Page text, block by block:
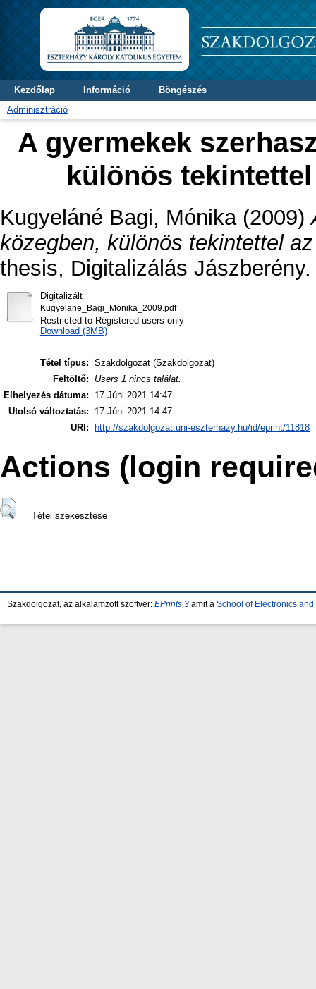
Kezdőlap Információ
Böngészés
Adminisztráció
A gyermekek
különös
Kugyeláné Bagi, Mónika(2009)
közegben, különös tekintettel
thesis, Digitalizálás Jászberény.
Digitalizált
Kugyelane_Bagi_Monika_2009.pdf
Restricted to Registered users only
Download (3MB)
Tétel típus: Szakdolgozat (Szakdolgozat)
Feltöltő:
Users 1 nincs találat.
Elhelyezés dátuma:
17 Júni 2021 14:47
Utolsó változtatás:
17 Júni 2021 14:47
URI:
http://szakdolgozat.uni-eszterhazy.hu/id/eprint/11818
Actions (login
Tétel szekesztése
Szakdolgozat, az alkalamzott szoftver: EPrints 3 amit a School of Electronics